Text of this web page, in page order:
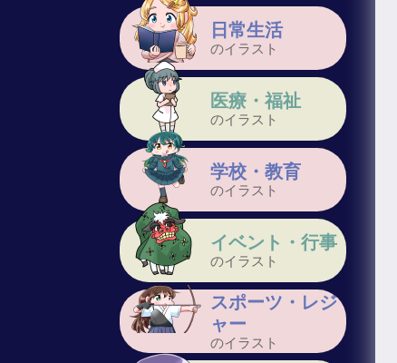
日常生活
のイラスト
医療・福祉
のイラスト
学校・教育
のイラスト
イベント・行事
のイラスト
スポーツ・レジ
ャー
のイラスト